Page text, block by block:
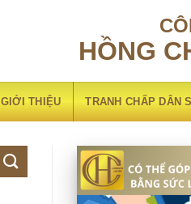
HỒNG
GIỚI THIỆU TRANH CHẤP DÂN